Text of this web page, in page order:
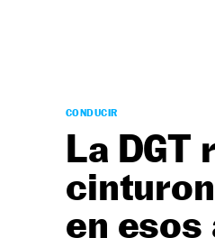
CONDUCIR
La DGT
en